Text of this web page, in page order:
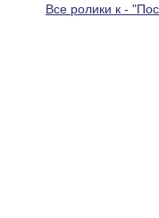
Все ролики к -